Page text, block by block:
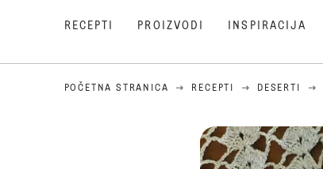
RECEPTI PROIZVODI INSPIRACIJA
POČETNA STRANICA RECEPTI DESERTI